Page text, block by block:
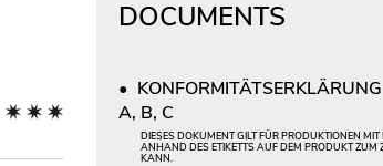
DOCUMENTS
A, B, C
DIESES DOKUMENT GILT FÜR PRODUKTIONEN
ANHAND DES ETIKETTS AUF DEM PRODUKT ZUM
KANN.